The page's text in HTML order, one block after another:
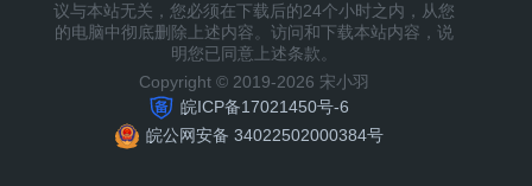
议与本站无关，您必须在下载后的24个小时之内，从您
的电脑中彻底删除上述内容。访问和下载本站内容，说
明您已同意上述条款。
Copyright © 2019-2026 宋小羽
皖ICP备17021450号-6
皖公网安备 34022502000384号